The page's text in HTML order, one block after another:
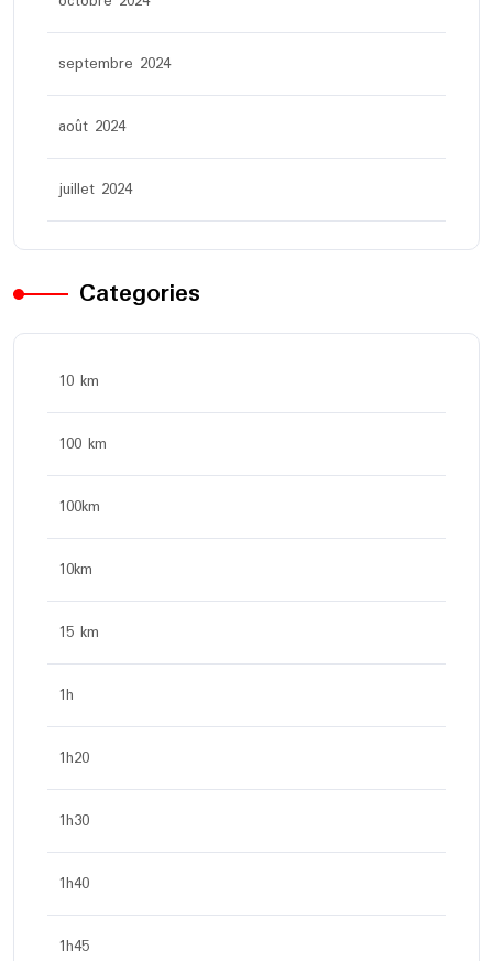
septembre 2024
août 2024
juillet 2024
Categories
10 km
100 km
100km
10km
15 km
1h
1h20
1h30
1h40
1h45